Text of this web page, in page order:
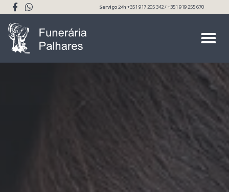
Serviço 24h+351 917 205 342 / +351 919 255 670